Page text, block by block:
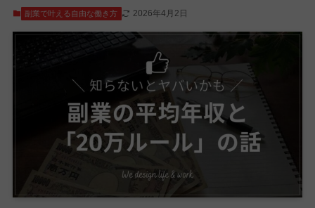
副業で叶える自由な働き方 2026年4月2日